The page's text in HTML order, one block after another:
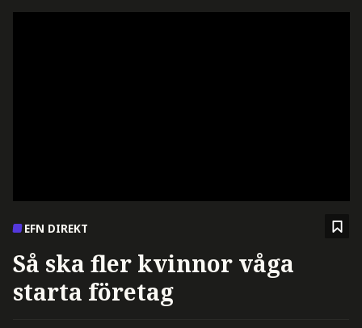
EFN DIREKT
Så ska fler kvinnor våga
starta företag